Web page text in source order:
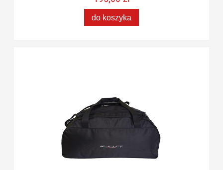
do koszyka